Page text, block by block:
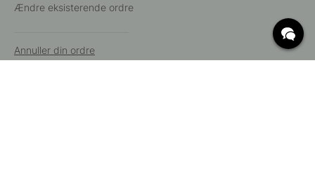
Ændre eksisterende ordre
Annuller din ordre